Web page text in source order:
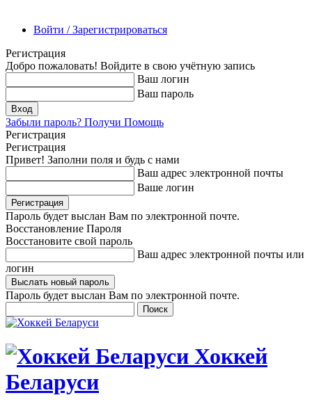
Войти / Зарегистрироваться
Регистрация
Добро пожаловать! Войдите в свою учётную запись
Ваш логин
Ваш пароль
Забыли пароль? Получи Помощь
Регистрация
Регистрация
Привет! Заполни поля и будь с нами
Ваш адрес электронной почты
Ваше логин
Пароль будет выслан Вам по электронной почте.
Восстановление Пароля
Восстановите свой пароль
Ваш адрес электронной почты или
логин
Пароль будет выслан Вам по электронной почте.
Хоккей
Беларуси